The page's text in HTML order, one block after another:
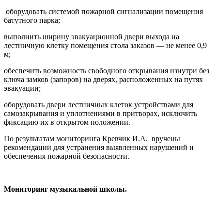
оборудовать системой пожарной сигнализации помещения
батутного парка;
выполнить ширину эвакуационной двери выхода на
лестничную клетку помещения стола заказов — не менее 0,9
м;
обеспечить возможность свободного открывания изнутри без
ключа замков (запоров) на дверях, расположенных на путях
эвакуации;
оборудовать двери лестничных клеток устройствами для
самозакрывания и уплотнениями в притворах, исключить
фиксацию их в открытом положении.
По результатам мониторинга Кревчик И.А. вручены
рекомендации для устранения выявленных нарушений и
обеспечения пожарной безопасности.
Мониторинг музыкальной школы.